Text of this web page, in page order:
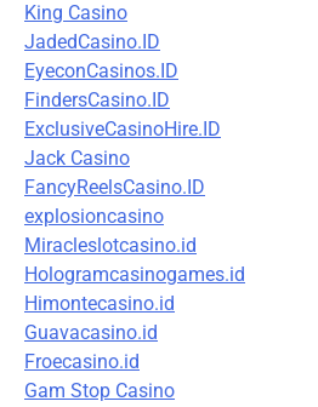
King Casino
JadedCasino.ID
EyeconCasinos.ID
FindersCasino.ID
ExclusiveCasinoHire.ID
Jack Casino
FancyReelsCasino.ID
explosioncasino
Miracleslotcasino.id
Hologramcasinogames.id
Himontecasino.id
Guavacasino.id
Froecasino.id
Gam Stop Casino